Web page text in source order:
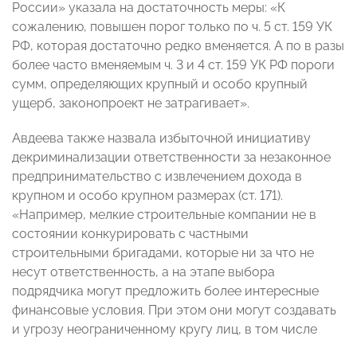
России» указала на достаточность меры: «К
сожалению, повышен порог только по ч. 5 ст. 159 УК
РФ, которая достаточно редко вменяется. А по в разы
более часто вменяемым ч. 3 и 4 ст. 159 УК РФ пороги
сумм, определяющих крупный и особо крупный
ущерб, законопроект не затрагивает».
Авдеева также назвала избыточной инициативу
декриминализации ответственности за незаконное
предпринимательство с извлечением дохода в
крупном и особо крупном размерах (ст. 171).
«Например, мелкие строительные компании не в
состоянии конкурировать с частными
строительными бригадами, которые ни за что не
несут ответственность, а на этапе выбора
подрядчика могут предложить более интересные
финансовые условия. При этом они могут создавать
и угрозу неограниченному кругу лиц, в том числе